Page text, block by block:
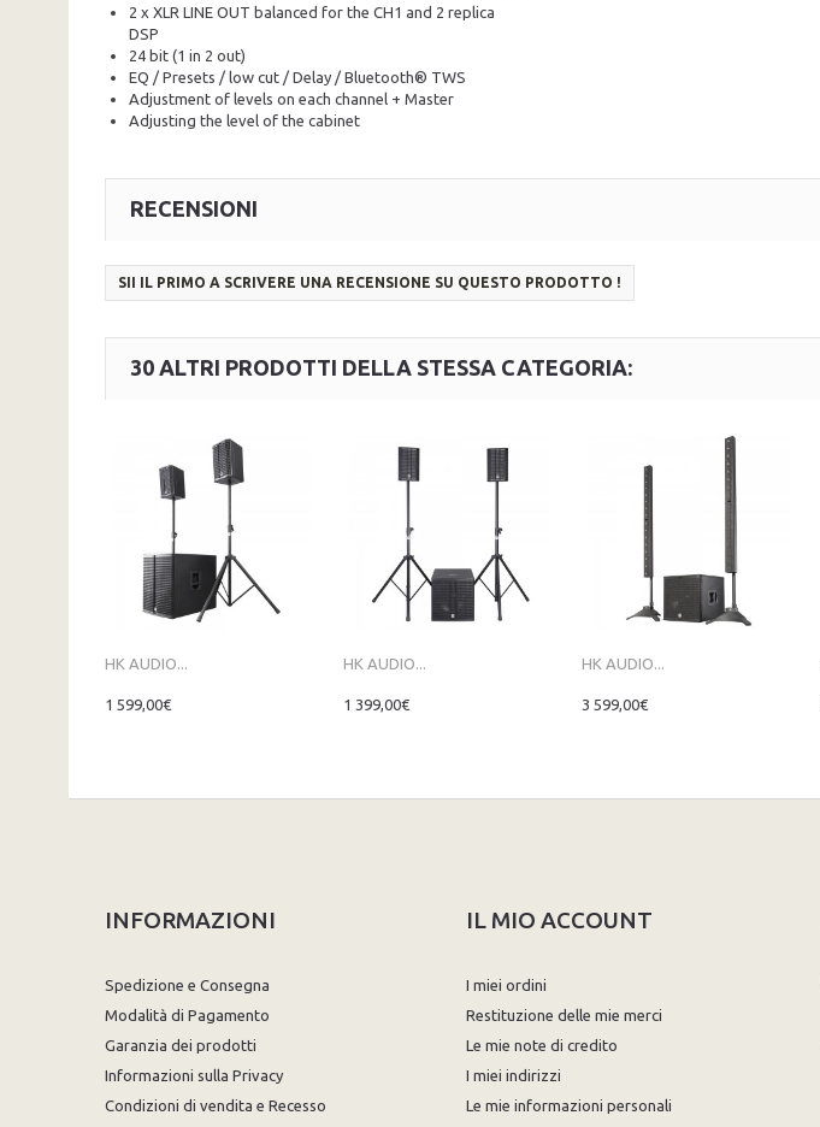
2 x XLR LINE OUT balanced for the CH1 and 2 replica
DSP
24 bit (1 in 2 out)
EQ / Presets / low cut / Delay / Bluetooth® TWS
Adjustment of levels on each channel + Master
Adjusting the level of the cabinet
RECENSIONI
SII IL PRIMO A SCRIVERE UNA RECENSIONE SU QUESTO PRODOTTO !
30 ALTRI PRODOTTI DELLA STESSA CATEGORIA:
HK AUDIO...
1 599,00€
HK AUDIO...
1 399,00€
HK AUDIO...
3 599,00€
INFORMAZIONI
Spedizione e Consegna
Modalità di Pagamento
Garanzia dei prodotti
Informazioni sulla Privacy
Condizioni di vendita e Recesso
IL MIO ACCOUNT
I miei ordini
Restituzione delle mie merci
Le mie note di credito
I miei indirizzi
Le mie informazioni personali